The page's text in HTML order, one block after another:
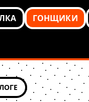
ГОНЩИКИ